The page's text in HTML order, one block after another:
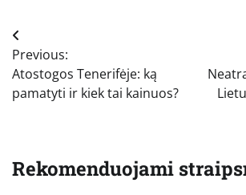
Navigacija
tarp
įrašų
Previous:
Atostogos Tenerifėje: ką
pamatyti ir kiek tai kainuos?
Rekomenduojami